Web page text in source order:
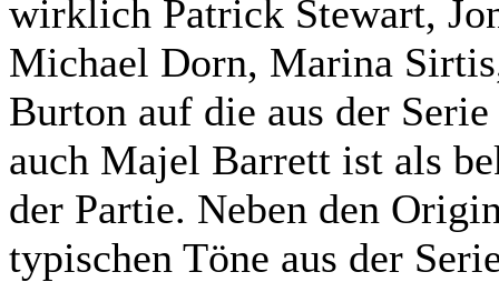
wirklich Patrick Stewart,
Michael Dorn, Marina
Burton auf die aus der
auch Majel Barrett ist als
der Partie. Neben den
typischen Töne aus der